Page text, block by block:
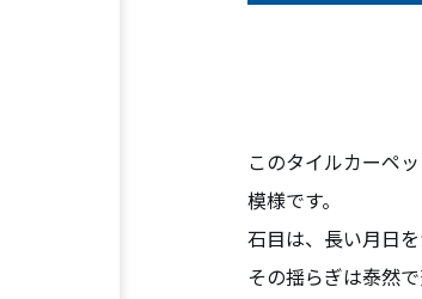
このタイルカーペ
模様です。
石目は、長い月日
その揺らぎは泰然